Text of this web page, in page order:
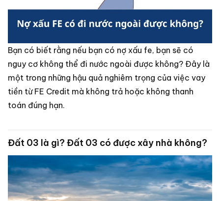
Bạn có biết rằng nếu bạn có nợ xấu fe, bạn sẽ có
nguy cơ không thể đi nước ngoài được không? Đây là
một trong những hậu quả nghiêm trọng của việc vay
tiền từ FE Credit mà không trả hoặc không thanh
toán đúng hạn.
Đất 03 là gì? Đất 03 có được xây nhà không?